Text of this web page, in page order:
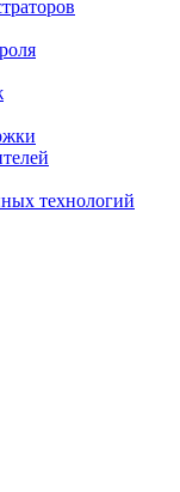
технологий